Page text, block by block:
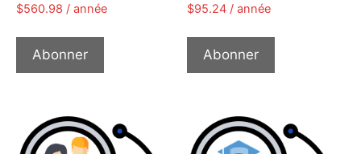
$560.98 / année
Abonner
$95.24 / année
Abonner